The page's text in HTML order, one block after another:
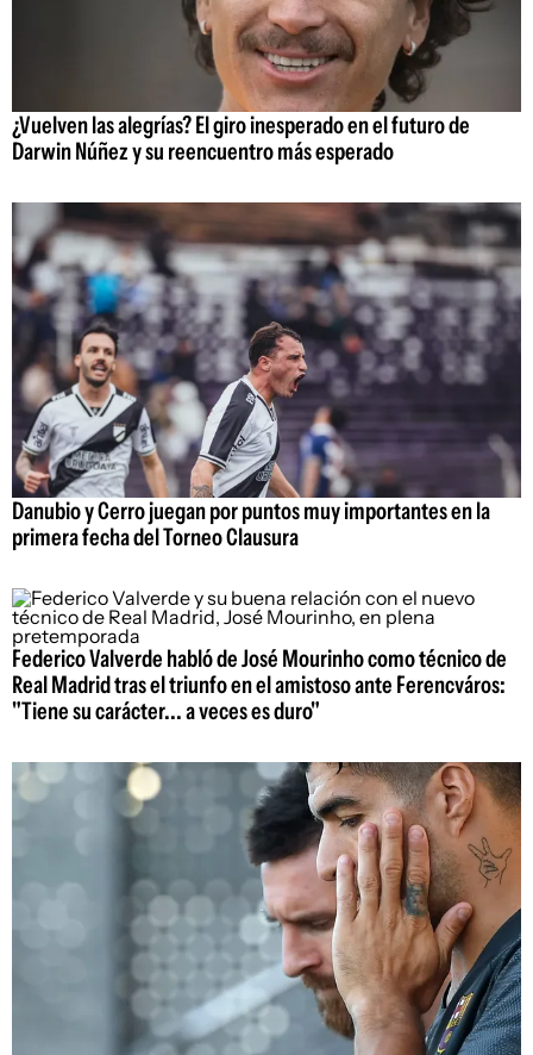
¿Vuelven las alegrías? El giro inesperado en el futuro de
Darwin Núñez y su reencuentro más esperado
Danubio y Cerro juegan por puntos muy importantes en la
primera fecha del Torneo Clausura
Federico Valverde habló de José Mourinho como técnico de
Real Madrid tras el triunfo en el amistoso ante Ferencváros:
"Tiene su carácter... a veces es duro"